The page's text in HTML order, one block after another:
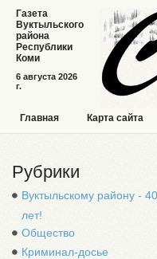
6 августа 2026
г.
Газета
Вуктыльского
района
Республики
Коми
Главная Карта сайта
Рубрики
Вуктыльскому району - 40
лет!
Общество
Криминал-досье